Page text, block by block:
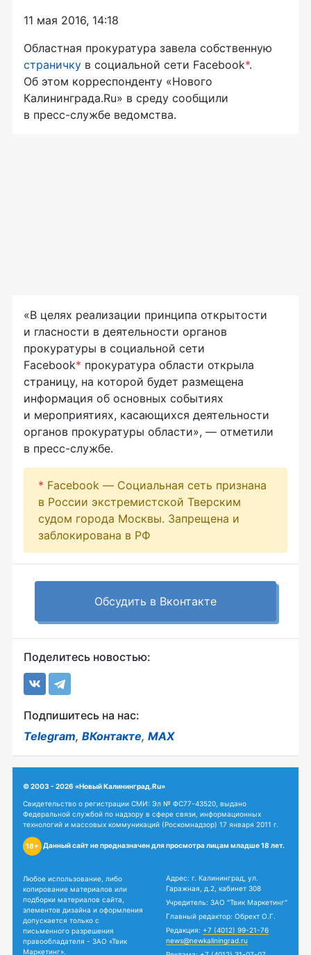
11 мая 2016, 14:18
Областная прокуратура завела собственную
страничку в социальной сети Facebook*.
Об этом корреспонденту «Нового
Калининграда.Ru» в среду сообщили
в пресс-службе ведомства.
«В целях реализации принципа открытости
и гласности в деятельности органов
прокуратуры в социальной сети
Facebook* прокуратура области открыла
страницу, на которой будет размещена
информация об основных событиях
и мероприятиях, касающихся деятельности
органов прокуратуры области», — отметили
в пресс-службе.
* Facebook — Социальная сеть признана
в России экстремистской Тверским
судом города Москвы. Запрещена и
заблокирована в РФ
Обсудить в Вконтакте
Поделитесь новостью:
Подпишитесь на нас:
Telegram, ВКонтакте, MAX
© 2003 - 2026 «Новый Калининград.Ru»
Свидетельство о регистрации СМИ: Эл № ФС77-43520, выдано
Федеральной службой по надзору в сфере связи, информационных
технологий и массовых коммуникаций (Роскомнадзор) 17 января 2011 г.
18+ Данный сайт не предназначен для просмотра лицам младше 18 лет.
Любое использование, либо
копирование материалов или
подборки материалов сайта,
элементов дизайна и оформления
допускается только с
письменного разрешения
правообладателя - ЗАО «Твик
Маркетинг».
Адрес: г. Калининград, ул.
Гаражная, д.2, кабинет 308
Учредитель: ЗАО "Твик Маркетинг"
Главный редактор: Обрехт О.Г.
Редакция: +7 (4012) 99-21-76
news@newkaliningrad.ru